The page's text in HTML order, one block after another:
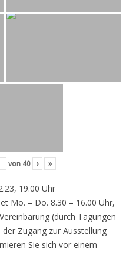
von 40 › »
19.00 Uhr
Mo. – Do. 8.30 – 16.00 Uhr,
(durch Tagungen
Zugang zur Ausstellung
Sie sich vor einem